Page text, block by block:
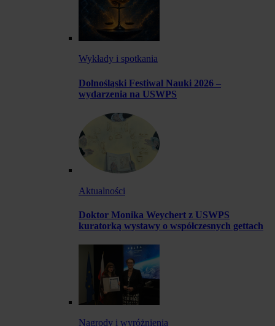
Wykłady i spotkania
Dolnośląski Festiwal Nauki 2026 –
wydarzenia na USWPS
Aktualności
Doktor Monika Weychert z USWPS
kuratorką wystawy o współczesnych gettach
Nagrody i wyróżnienia